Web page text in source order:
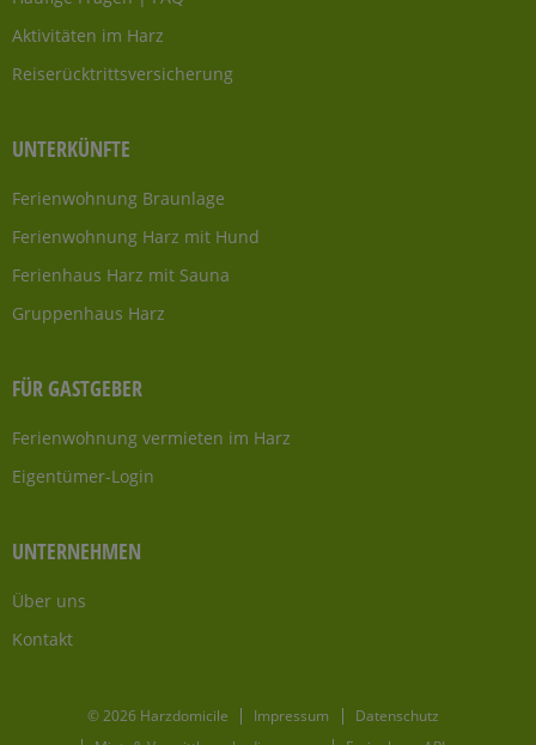
Aktivitäten im Harz
Reiserücktrittsversicherung
UNTERKÜNFTE
Ferienwohnung Braunlage
Ferienwohnung Harz mit Hund
Ferienhaus Harz mit Sauna
Gruppenhaus Harz
FÜR GASTGEBER
Ferienwohnung vermieten im Harz
Eigentümer-Login
UNTERNEHMEN
Über uns
Kontakt
© 2026 Harzdomicile Impressum
Datenschutz